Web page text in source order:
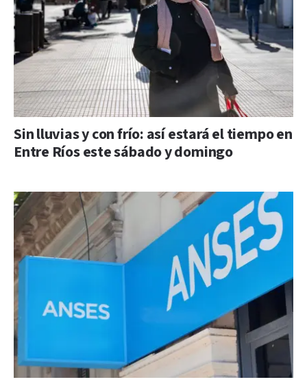
Sin lluvias y con frío: así estará el tiempo en
Entre Ríos este sábado y domingo